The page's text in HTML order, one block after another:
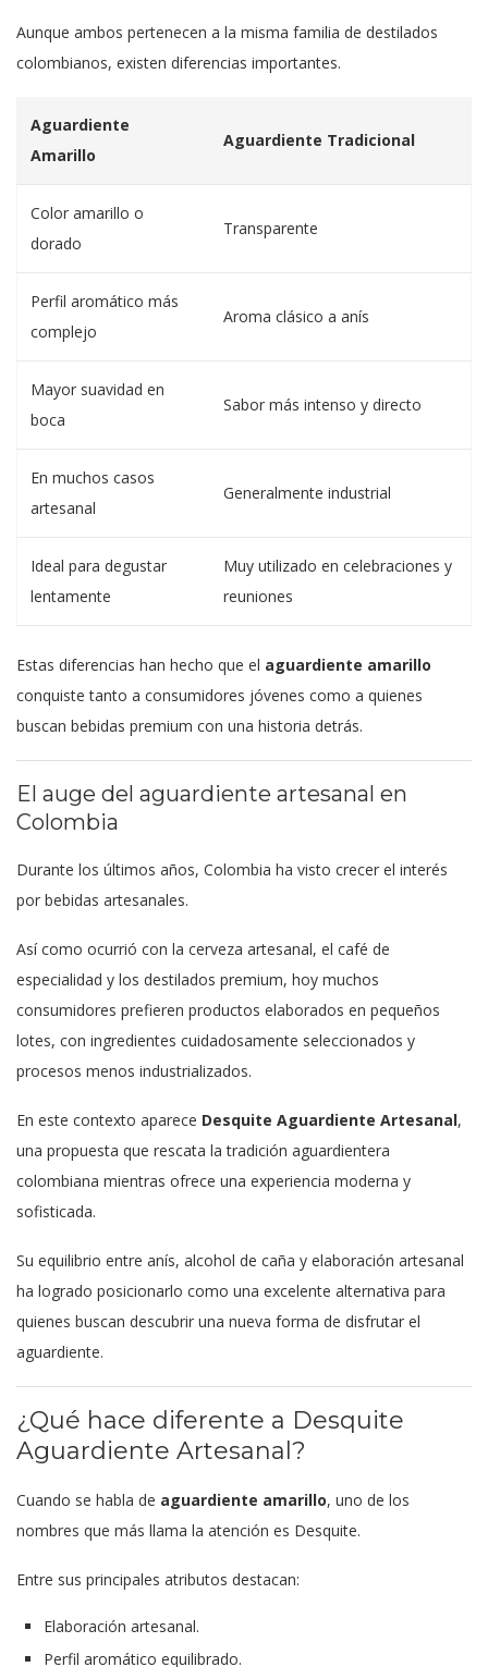
Aunque ambos pertenecen a la misma familia de destilados
colombianos, existen diferencias importantes.
Aguardiente
Amarillo
Aguardiente Tradicional
Color amarillo o
dorado
Transparente
Perfil aromático más
complejo
Aroma clásico a anís
Mayor suavidad en
boca
Sabor más intenso y directo
En muchos casos
artesanal
Generalmente industrial
Ideal para degustar
lentamente
Muy utilizado en celebraciones y
reuniones
Estas diferencias han hecho que el aguardiente amarillo
conquiste tanto a consumidores jóvenes como a quienes
buscan bebidas premium con una historia detrás.
El auge del aguardiente artesanal en
Colombia
Durante los últimos años, Colombia ha visto crecer el interés
por bebidas artesanales.
Así como ocurrió con la cerveza artesanal, el café de
especialidad y los destilados premium, hoy muchos
consumidores prefieren productos elaborados en pequeños
lotes, con ingredientes cuidadosamente seleccionados y
procesos menos industrializados.
En este contexto aparece Desquite Aguardiente Artesanal,
una propuesta que rescata la tradición aguardientera
colombiana mientras ofrece una experiencia moderna y
sofisticada.
Su equilibrio entre anís, alcohol de caña y elaboración artesanal
ha logrado posicionarlo como una excelente alternativa para
quienes buscan descubrir una nueva forma de disfrutar el
aguardiente.
¿Qué hace diferente a Desquite
Aguardiente Artesanal?
Cuando se habla de aguardiente amarillo, uno de los
nombres que más llama la atención es Desquite.
Entre sus principales atributos destacan:
Elaboración artesanal.
Perfil aromático equilibrado.